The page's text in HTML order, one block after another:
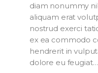
diam nonummy
aliquam erat
nostrud exerci
ex ea commodo
hendrerit in
dolore eu feugiat…